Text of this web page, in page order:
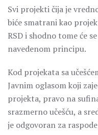
Svi projekti čija je
biće smatrani kao
RSD i shodno tome će
navedenom principu.
Kod projekata sa
Javnim oglasom koji
projekta, pravo na
srazmerno učešću, a
je odgovoran za